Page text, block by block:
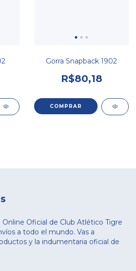
Gorra Snapback 1902
R$80,18
Online Oficial de Club Atlético Tigre
a todo el mundo. Vas a
y la indumentaria oficial de